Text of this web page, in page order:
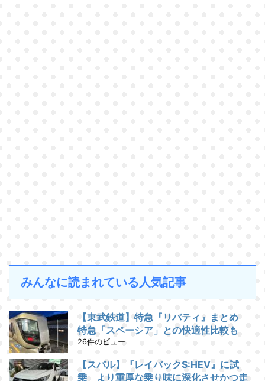
みんなに読まれている人気記事
【東武鉄道】特急『リバティ』まとめ
特急「スペーシア」との快適性比較も
26件のビュー
【スバル】『レイバックS:HEV』に試
乗 より重厚な乗り味に深化させかつ走